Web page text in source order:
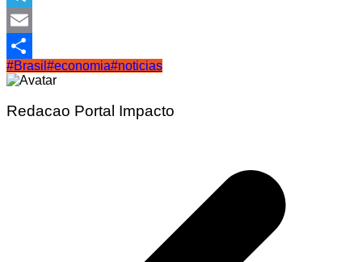
Telegram
Email
Share
#Brasil #economia#noticias
Redacao Portal Impacto